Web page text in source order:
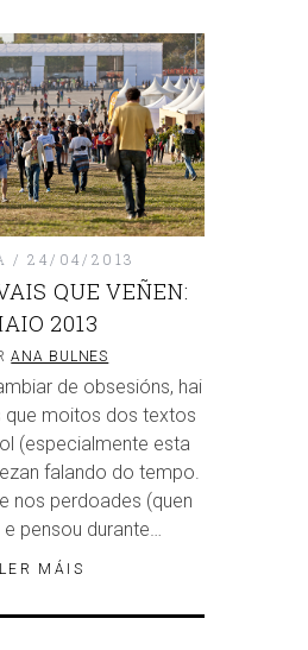
24/04/2013
QUE VEÑEN:
2013
ANA BULNES
de obsesións, hai
que moitos dos textos
(especialmente esta
falando do tempo.
nos perdoades (quen
pensou durante…
LER MÁIS